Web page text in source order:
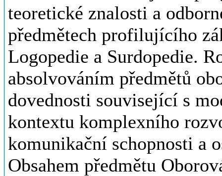
teoretické znalosti a
předmětech profilujícího
Logopedie a Surdopedie.
absolvováním předmětů
dovednosti související s
kontextu komplexního
komunikační schopnosti a
Obsahem předmětu